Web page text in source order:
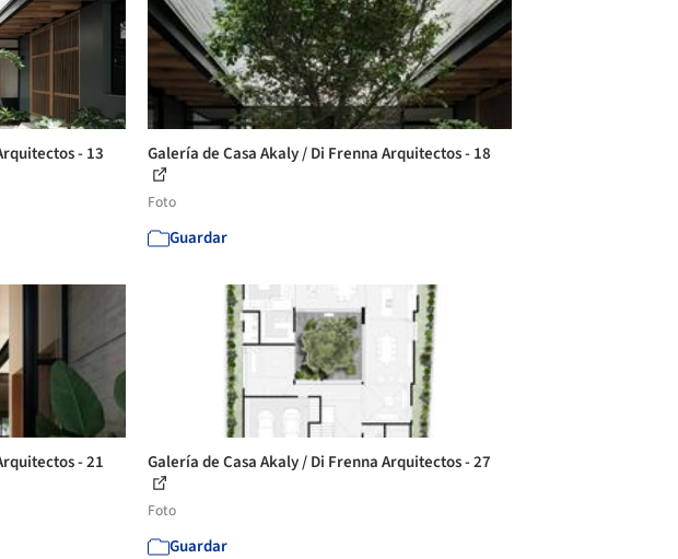
- 13 Galería de Casa Akaly / Di Frenna Arquitectos - 18
Foto
Guardar
- 21 Galería de Casa Akaly / Di Frenna Arquitectos - 27
Foto
Guardar